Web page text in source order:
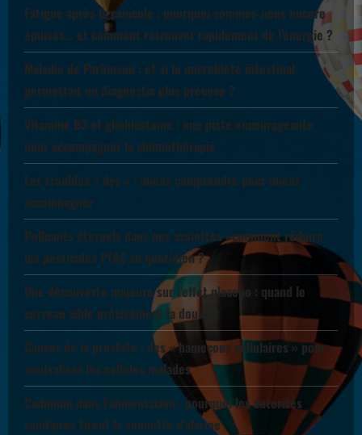
Fatigue après la canicule : pourquoi sommes-nous encore
épuisés… et comment retrouver rapidement de l’énergie ?
Maladie de Parkinson : et si le microbiote intestinal
permettait un diagnostic plus précoce ?
Vitamine B3 et glioblastome : une piste encourageante
pour accompagner la chimiothérapie
Les troubles « dys » : mieux comprendre pour mieux
accompagner
Polluants éternels dans nos assiettes : comment réduire
les pesticides PFAS au quotidien ?
Une découverte majeure sur l’effet placebo : quand le
cerveau cible précisément la douleur
Cancer de la prostate : des « hameçons cellulaires » pour
neutraliser les cellules malades
Cadmium dans l’alimentation : pourquoi les autorités
sanitaires tirent la sonnette d’alarme